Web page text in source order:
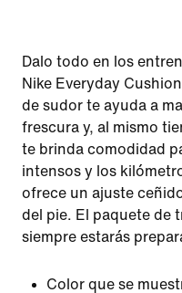
Dalo todo en los
Nike Everyday
de sudor te ayuda a
frescura y, al mismo
te brinda comodidad
intensos y los
ofrece un ajuste
del pie. El paquete de
siempre estarás
Color que se